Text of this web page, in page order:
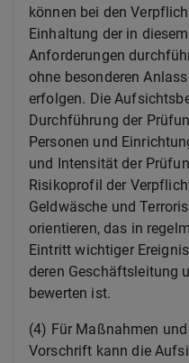
können bei den
Einhaltung der in
Anforderungen
ohne besonderen
erfolgen. Die
Durchführung der
Personen und
und Intensität der
Risikoprofil der
Geldwäsche und
orientieren, das in
Eintritt wichtiger
deren Geschäftsleitung
bewerten ist.
(4) Für Maßnahmen
Vorschrift kann die